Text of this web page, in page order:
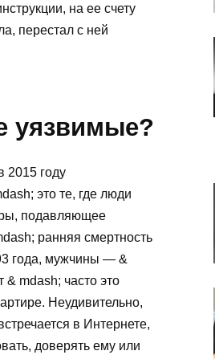
на ее счету
перестал с ней
уязвимые?
2015 году
это те, где люди
подавляющее
ранняя смертность
года, мужчины — &
mdash; часто это
Неудивительно,
в Интернете,
доверять ему или